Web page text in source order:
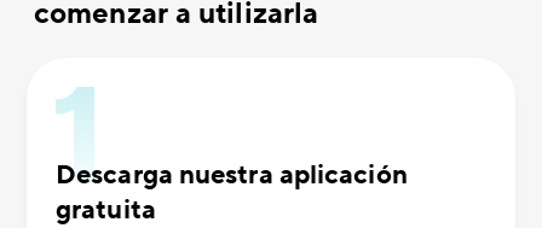
comenzar a utilizarla
Descarga nuestra aplicación
gratuita